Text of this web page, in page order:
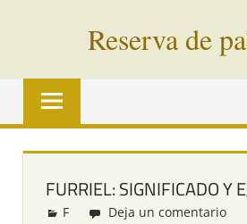
Reserva de
Palabras
vías
todo
FURRIEL: SIGNIFICADO Y
Redacción
F Deja un comentario